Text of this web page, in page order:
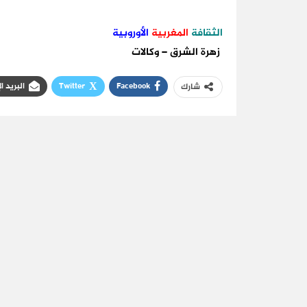
الثقافة المغربية الأوروبية
زهرة الشرق – وكالات
شارك Facebook
Twitter البريد